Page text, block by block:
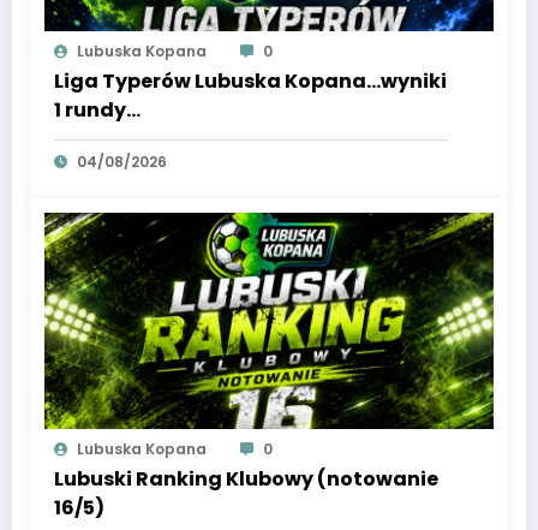
Lubuska Kopana 0
Liga Typerów Lubuska Kopana…wyniki
1 rundy…
04/08/2026
Lubuska Kopana 0
Lubuski Ranking Klubowy (notowanie
16/5)